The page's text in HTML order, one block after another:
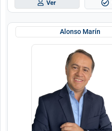
Ver
Alonso Marín